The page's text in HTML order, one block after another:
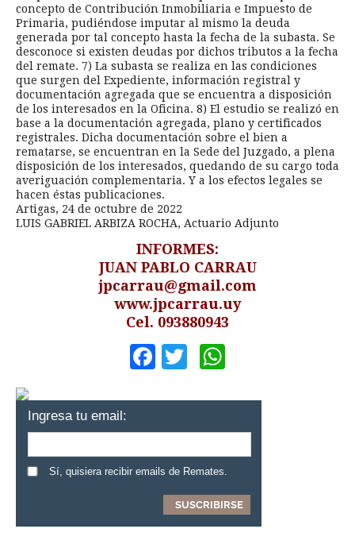
concepto de Contribución Inmobiliaria e Impuesto de
Primaria, pudiéndose imputar al mismo la deuda
generada por tal concepto hasta la fecha de la subasta. Se
desconoce si existen deudas por dichos tributos a la fecha
del remate. 7) La subasta se realiza en las condiciones
que surgen del Expediente, información registral y
documentación agregada que se encuentra a disposición
de los interesados en la Oficina. 8) El estudio se realizó en
base a la documentación agregada, plano y certificados
registrales. Dicha documentación sobre el bien a
rematarse, se encuentran en la Sede del Juzgado, a plena
disposición de los interesados, quedando de su cargo toda
averiguación complementaria. Y a los efectos legales se
hacen éstas publicaciones.
Artigas, 24 de octubre de 2022
LUIS GABRIEL ARBIZA ROCHA, Actuario Adjunto
INFORMES:
JUAN PABLO CARRAU
jpcarrau@gmail.com
www.jpcarrau.uy
Cel. 093880943
Facebook
Twitter
Ingresa tu email:
Sí, quisiera recibir emails de Remates.